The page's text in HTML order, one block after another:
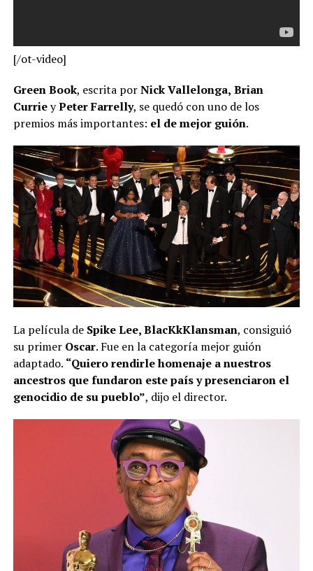
[/ot-video]
Green Book, escrita porNick Vallelonga, Brian
CurrieyPeter Farrelly, se quedó con uno de los
premios más importantes: el de mejor guión.
La película de Spike Lee, BlacKkKlansman, consiguió
su primer Oscar. Fue en la categoría mejor guión
adaptado. “Quiero rendirle homenaje a nuestros
ancestros que fundaron este país y presenciaron el
genocidio de su pueblo”, dijo el director.